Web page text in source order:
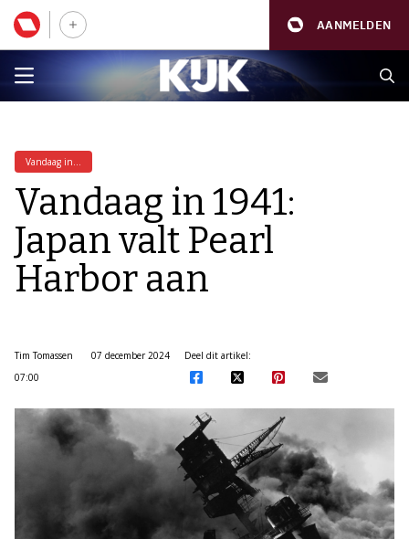
AANMELDEN
Vandaag in...
Vandaag in 1941:
Japan valt Pearl
Harbor aan
Tim Tomassen
07 december 2024
07:00
Deel dit artikel: